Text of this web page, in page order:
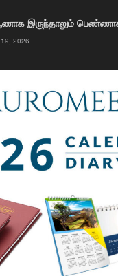
இருந்தாலும் பெண்ணாக
2026